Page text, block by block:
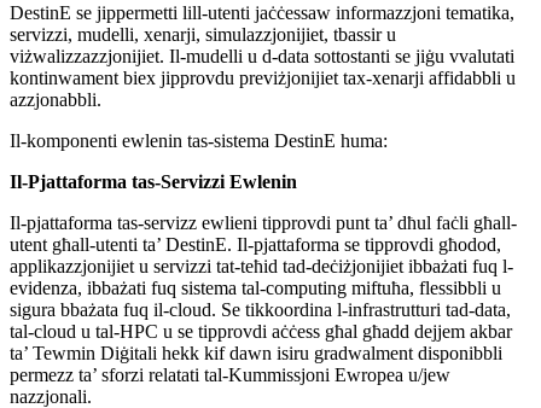
DestinE se jippermetti lill-utenti jaċċessaw informazzjoni tematika,
servizzi, mudelli, xenarji, simulazzjonijiet, tbassir u
viżwalizzazzjonijiet. Il-mudelli u d-data sottostanti se jiġu vvalutati
kontinwament biex jipprovdu previżjonijiet tax-xenarji affidabbli u
azzjonabbli.
Il-komponenti ewlenin tas-sistema DestinE huma:
Il-Pjattaforma tas-Servizzi Ewlenin
Il-pjattaforma tas-servizz ewlieni tipprovdi punt ta’ dħul faċli għall-
utent għall-utenti ta’ DestinE. Il-pjattaforma se tipprovdi għodod,
applikazzjonijiet u servizzi tat-teħid tad-deċiżjonijiet ibbażati fuq l-
evidenza, ibbażati fuq sistema tal-computing miftuħa, flessibbli u
sigura bbażata fuq il-cloud. Se tikkoordina l-infrastrutturi tad-data,
tal-cloud u tal-HPC u se tipprovdi aċċess għal għadd dejjem akbar
ta’ Tewmin Diġitali hekk kif dawn isiru gradwalment disponibbli
permezz ta’ sforzi relatati tal-Kummissjoni Ewropea u/jew
nazzjonali.